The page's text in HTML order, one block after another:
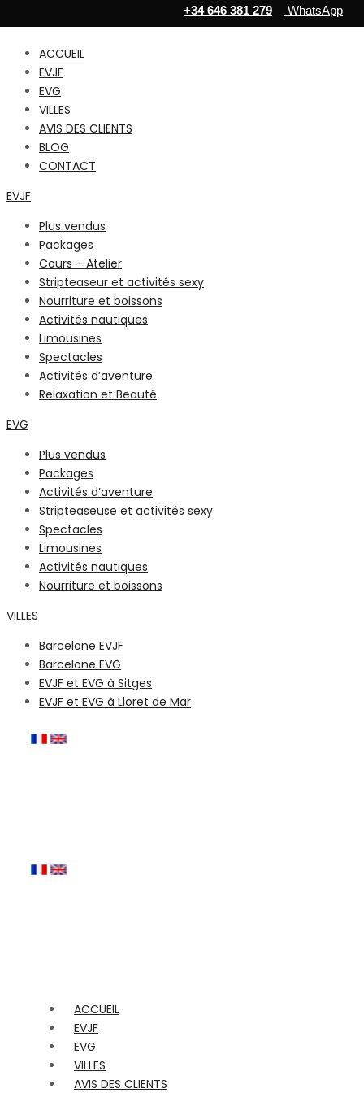
ACCUEIL
EVJF
EVG
VILLES
AVIS DES CLIENTS
BLOG
CONTACT
EVJF
Plus vendus
Packages
Cours – Atelier
Stripteaseur et activités sexy
Nourriture et boissons
Activités nautiques
Limousines
Spectacles
Activités d’aventure
Relaxation et Beauté
EVG
Plus vendus
Packages
Activités d’aventure
Stripteaseuse et activités sexy
Spectacles
Limousines
Activités nautiques
Nourriture et boissons
VILLES
Barcelone EVJF
Barcelone EVG
EVJF et EVG à Sitges
EVJF et EVG à Lloret de Mar
+34 646 381 279 WhatsApp
ACCUEIL
EVJF
EVG
VILLES
AVIS DES CLIENTS